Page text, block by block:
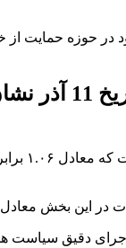
1404 تا تاریخ 11 آذر نشان‌ دهنده
عملکرد بانک ایران
به گزارش
دقیق سیاست